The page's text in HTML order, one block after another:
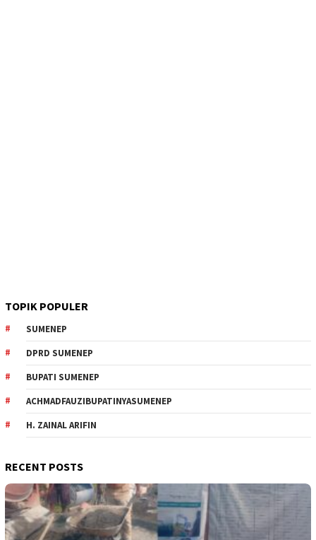
TOPIK POPULER
SUMENEP
DPRD SUMENEP
BUPATI SUMENEP
ACHMADFAUZIBUPATINYASUMENEP
H. ZAINAL ARIFIN
RECENT POSTS